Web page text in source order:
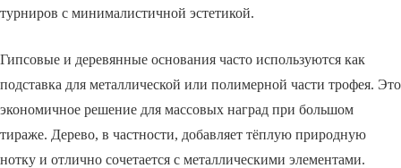
турниров с минималистичной эстетикой.
Гипсовые и деревянные основания часто используются как
подставка для металлической или полимерной части трофея. Это
экономичное решение для массовых наград при большом
тираже. Дерево, в частности, добавляет тёплую природную
нотку и отлично сочетается с металлическими элементами.